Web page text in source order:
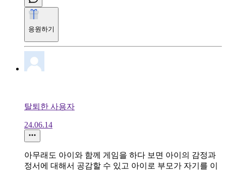
응원하기
탈퇴한 사용자
24.06.14
아무래도 아이와 함께 게임을 하다 보면 아이의 감정과
정서에 대해서 공감할 수 있고 아이로 부모가 자기를 이